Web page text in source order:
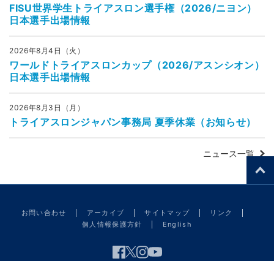
FISU世界学生トライアスロン選手権（2026/ニヨン）
日本選手出場情報
2026年8月4日（火）
ワールドトライアスロンカップ（2026/アスンシオン）
日本選手出場情報
2026年8月3日（月）
トライアスロンジャパン事務局 夏季休業（お知らせ）
ニュース一覧
お問い合わせ アーカイブ サイトマップ
リンク
個人情報保護方針
English